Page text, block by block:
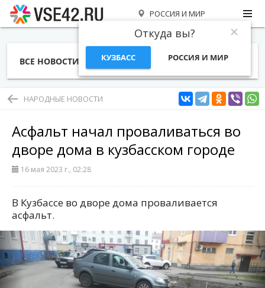
РОССИЯ И МИР
Откуда вы?
КУЗБАСС РОССИЯ И МИР
ВСЕ НОВОСТИ СТАТЬИ ТЕМЫ ФОТО
НАРОДНЫЕ НОВОСТИ
Асфальт начал проваливаться во
дворе дома в кузбасском городе
16 мая 2023 г., 02:28
В Кузбассе во дворе дома проваливается
асфальт.